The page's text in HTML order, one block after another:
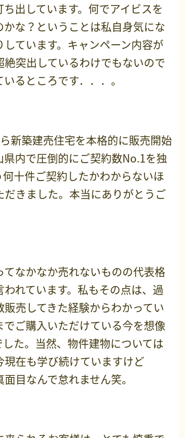
出しています。何でアイビスを
な？ということは私自身気にな
しています。キャンペーン内容が
突出しているわけでもないので
るところです．．．。
新築建売住宅を本格的に販売開始
県内で圧倒的にご契約数No.1を独
十件ご契約したかわからないほ
だきました。本当にありがとうご
てなかなか売れないものの代表格
われています。私もその点は、過
売してきた経験からわかってい
でご購入いただけている今を想像
した。当然、物件建物については
現在も学び続けていますけど
目なんで怠れません笑。